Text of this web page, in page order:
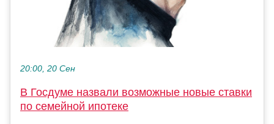
20:00, 20 Сен
В Госдуме назвали возможные новые ставки
по семейной ипотеке